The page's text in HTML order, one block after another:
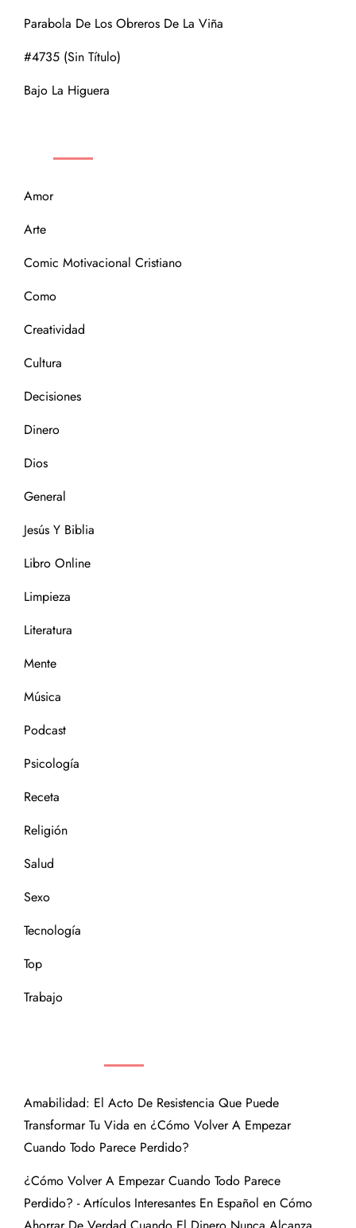
Parabola De Los Obreros De La Viña
#4735 (sin Título)
Bajo La Higuera
Amor
Arte
Comic Motivacional Cristiano
Como
Creatividad
Cultura
Decisiones
Dinero
Dios
General
Jesús Y Biblia
Libro Online
Limpieza
Literatura
Mente
Música
Podcast
Psicología
Receta
Religión
Salud
Sexo
Tecnología
Top
Trabajo
Amabilidad: El Acto De Resistencia Que Puede
Transformar Tu Vida en ¿Cómo Volver A Empezar
Cuando Todo Parece Perdido?
¿Cómo Volver A Empezar Cuando Todo Parece
Perdido? - Artículos Interesantes En Español en Cómo